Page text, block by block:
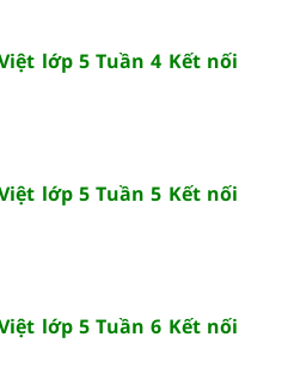
lớp 5 Tuần 4 Kết nối
lớp 5 Tuần 5 Kết nối
lớp 5 Tuần 6 Kết nối